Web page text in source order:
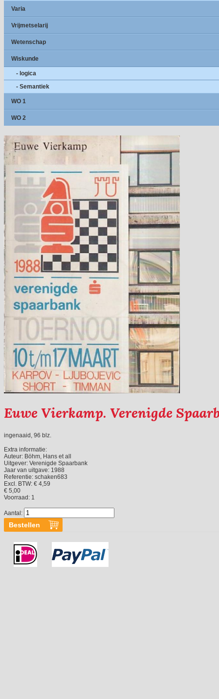
Varia
Vrijmetselarij
Wetenschap
Wiskunde
- logica
- Semantiek
WO 1
WO 2
Euwe Vierkamp. Verenigde
ingenaaid, 96 blz.
Extra informatie:
Auteur: Böhm, Hans et all
Uitgever: Verenigde Spaarbank
Jaar van uitgave: 1988
Referentie: schaken683
Excl. BTW: € 4,59
€ 5,00
Voorraad: 1
Aantal: